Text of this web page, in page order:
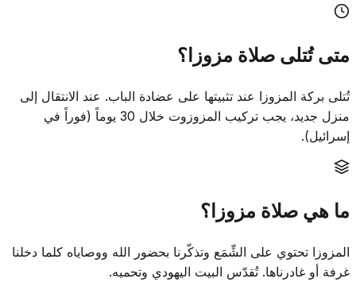
متى تُتلى صلاة مزوزا؟
تُتلى بركة المزوزا عند تثبيتها على عضادة الباب. عند الانتقال إلى
منزل جديد، يجب تركيب المزوزوت خلال 30 يوماً (فوراً في
إسرائيل).
ما هي صلاة مزوزا؟
المزوزا تحتوي على الشِّمَع وتذكّرنا بحضور الله ووصاياه كلما دخلنا
غرفة أو غادرناها. تُقدّس البيت اليهودي وتحميه.